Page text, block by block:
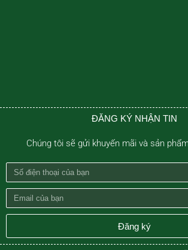
ĐĂNG KÝ NHẬN TIN
Chúng tôi sẽ gửi khuyến mãi và sản
Số
điện
thoại
của
Email
của
Đăng ký